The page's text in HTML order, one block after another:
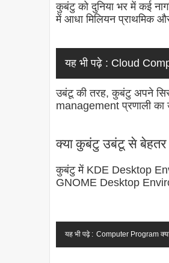
कुबंटु को दुनिया भर में कई
में आधा मिलियन प्राथमिक
यह भी पढ़े : Cloud
उबंटू की तरह, कुबंटु अपने
management प्रणाली का
क्या कुबंटु उबंटू से बेहतर
कुबंटु में KDE Desktop
GNOME Desktop
यह भी पढ़े : Computer Program क्या